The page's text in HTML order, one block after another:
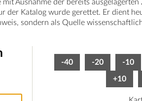
mit Ausnahme der bereits ausgelagerten
der Katalog wurde gerettet. Er dient
sondern als Quelle
-40 -20 -10
+10